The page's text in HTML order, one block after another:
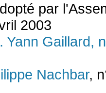
par
2003
Yann Gaillard,
Nachbar,